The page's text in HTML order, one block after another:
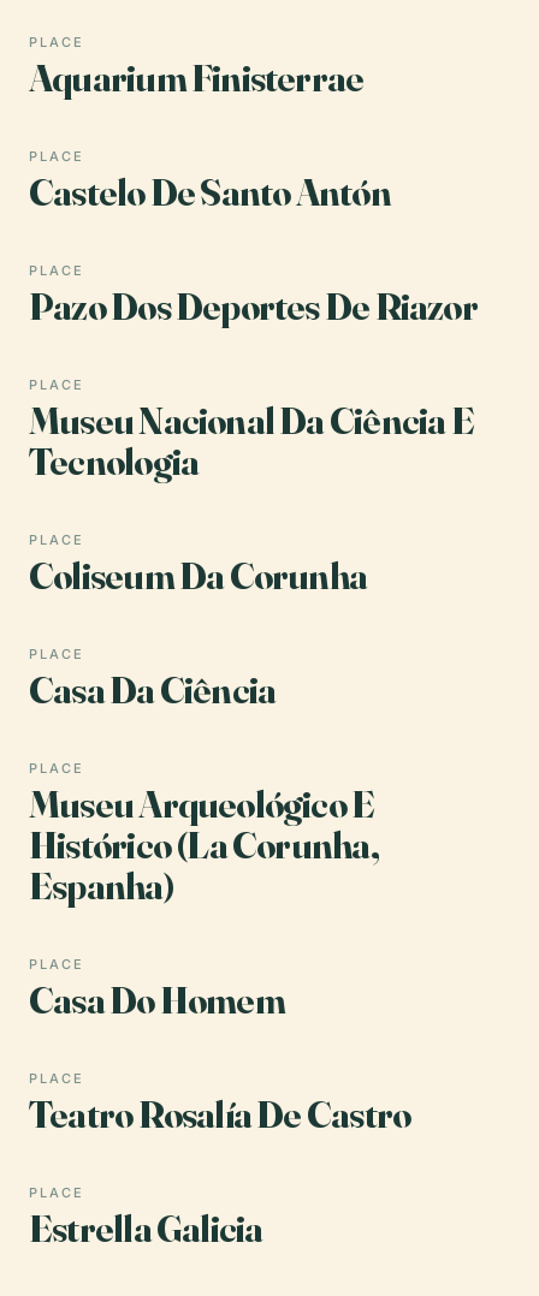
PLACE
Aquarium Finisterrae
PLACE
Castelo De Santo Antón
PLACE
Pazo Dos Deportes De Riazor
PLACE
Museu Nacional Da Ciência E
Tecnologia
PLACE
Coliseum Da Corunha
PLACE
Casa Da Ciência
PLACE
Museu Arqueológico E
Histórico (La Corunha,
Espanha)
PLACE
Casa Do Homem
PLACE
Teatro Rosalía De Castro
PLACE
Estrella Galicia